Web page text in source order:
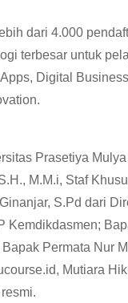
dari 4.000
terbesar untuk
Digital
Prasetiya
M.M.i, Staf
S.Pd dari
Kemdikdasmen;
Permata Nur
Mutiara